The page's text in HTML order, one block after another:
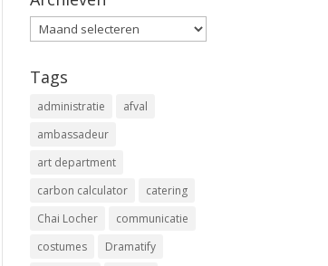
Archieven
Tags
administratie
afval
ambassadeur
art department
carbon calculator
catering
Chai Locher
communicatie
costumes
Dramatify